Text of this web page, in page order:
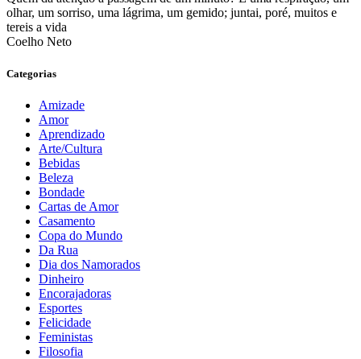
olhar, um sorriso, uma lágrima, um gemido; juntai, poré, muitos e
tereis a vida
Coelho Neto
Categorias
Amizade
Amor
Aprendizado
Arte/Cultura
Bebidas
Beleza
Bondade
Cartas de Amor
Casamento
Copa do Mundo
Da Rua
Dia dos Namorados
Dinheiro
Encorajadoras
Esportes
Felicidade
Feministas
Filosofia